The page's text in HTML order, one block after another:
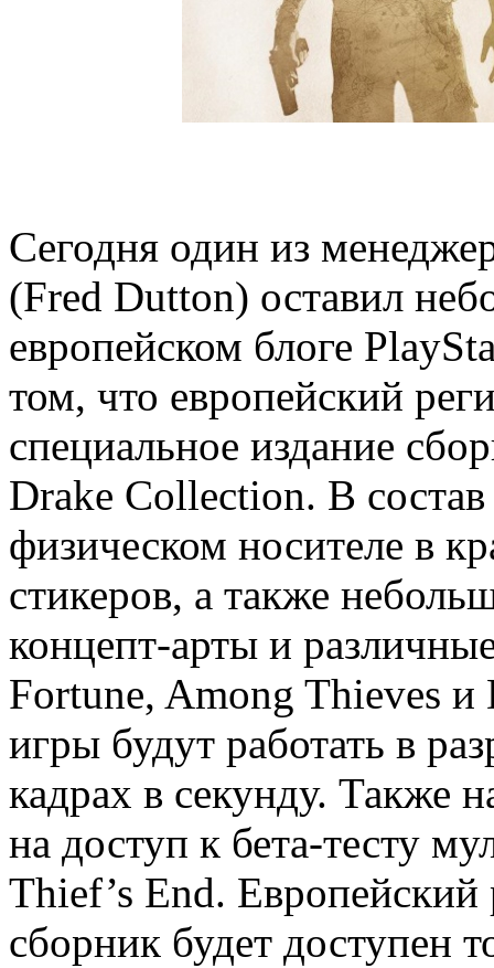
Сегодня один из
(Fred Dutton) оставил
европейском блоге
том, что европейский
специальное издание
Drake Collection. В
физическом носителе в
стикеров, а также
концепт-арты и
Fortune, Among Thieves и
игры будут работать в
кадрах в секунду. Также
на доступ к бета-тесту
Thief’s End. Европейский
сборник будет доступен